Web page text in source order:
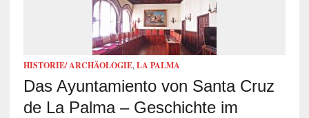
HISTORIE/ ARCHÄOLOGIE, LA PALMA
Das Ayuntamiento von Santa Cruz
de La Palma – Geschichte im